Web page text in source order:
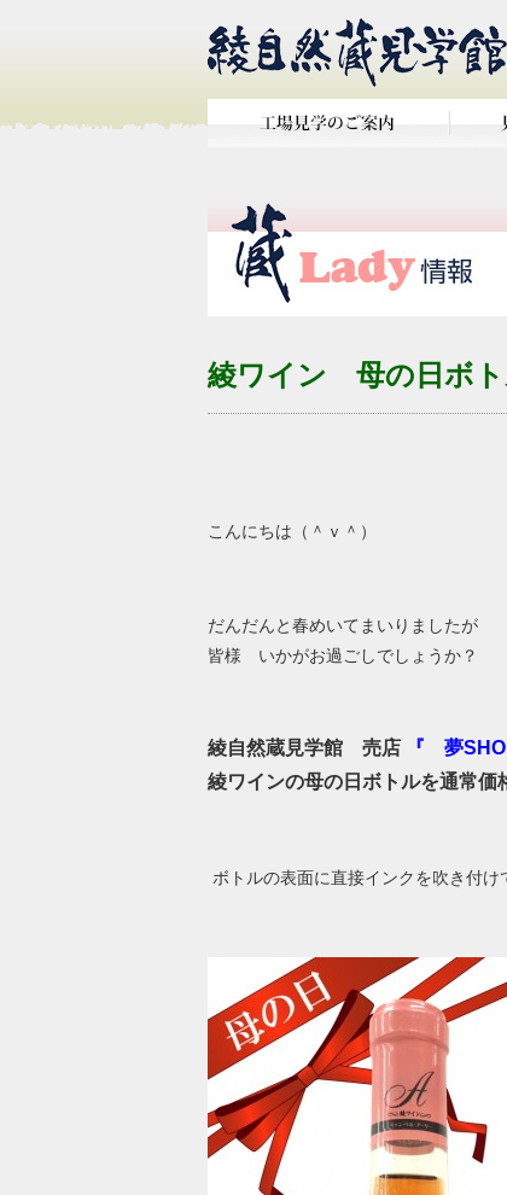
綾ワイン 母の日ボ
こんにちは（＾ｖ＾）
だんだんと春めいてまいりましたが
皆様 いかがお過ごしでしょうか？
綾自然蔵見学館 売店 『 夢
綾ワインの母の日ボトルを通常価
ボトルの表面に直接インクを吹き付